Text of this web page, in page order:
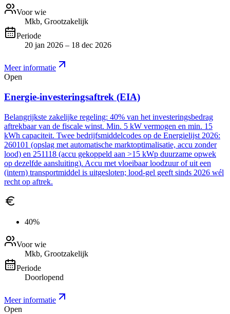
Voor wie
Mkb, Grootzakelijk
Periode
20 jan 2026 – 18 dec 2026
Meer informatie
Open
Energie-investeringsaftrek (EIA)
Belangrijkste zakelijke regeling: 40% van het investeringsbedrag
aftrekbaar van de fiscale winst. Min. 5 kW vermogen en min. 15
kWh capaciteit. Twee bedrijfsmiddelcodes op de Energielijst 2026:
260101 (opslag met automatische marktoptimalisatie, accu zonder
lood) en 251118 (accu gekoppeld aan >15 kWp duurzame opwek
op dezelfde aansluiting). Accu met vloeibaar loodzuur of uit een
(intern) transportmiddel is uitgesloten; lood-gel geeft sinds 2026 wél
recht op aftrek.
40%
Voor wie
Mkb, Grootzakelijk
Periode
Doorlopend
Meer informatie
Open